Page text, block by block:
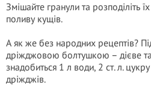
Змішайте гранули та розподіліть
поливу кущів.
А як же без народних рецептів?
дріжджовою болтушкою – дієве
знадобиться 1 л води, 2 ст. л.
дріжджів.